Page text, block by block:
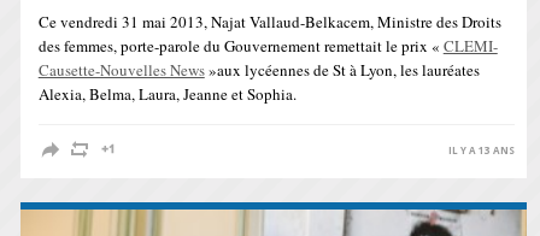
Ce vendredi 31 mai 2013, Najat Vallaud-Belkacem, Ministre des Droits
des femmes, porte-parole du Gouvernement remettait le prix « CLEMI-
Causette-Nouvelles News»aux lycéennes de St à Lyon, les lauréates
Alexia, Belma, Laura, Jeanne et Sophia.
IL Y A 13 ANS